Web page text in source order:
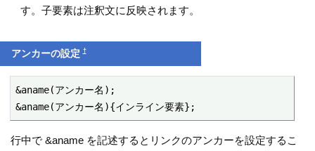
す。子要素は注釈文に反映されます。
アンカーの設定†
&aname(アンカー名);
&aname(アンカー名){インライン要素};
行中で &aname を記述するとリンクのアンカーを設定するこ